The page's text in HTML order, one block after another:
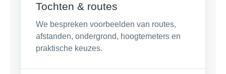
Tochten & routes
We bespreken voorbeelden van routes,
afstanden, ondergrond, hoogtemeters en
praktische keuzes.